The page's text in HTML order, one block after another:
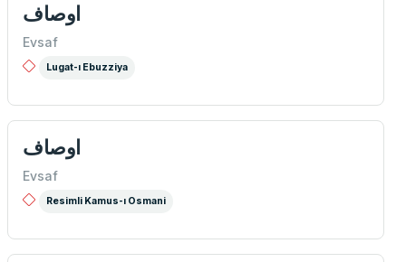
اوصاف
Evsaf
Lugat-ı Ebuzziya
اوصاف
Evsaf
Resimli Kamus-ı Osmani